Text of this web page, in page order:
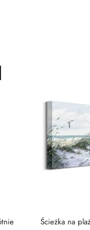
Ścieżka na